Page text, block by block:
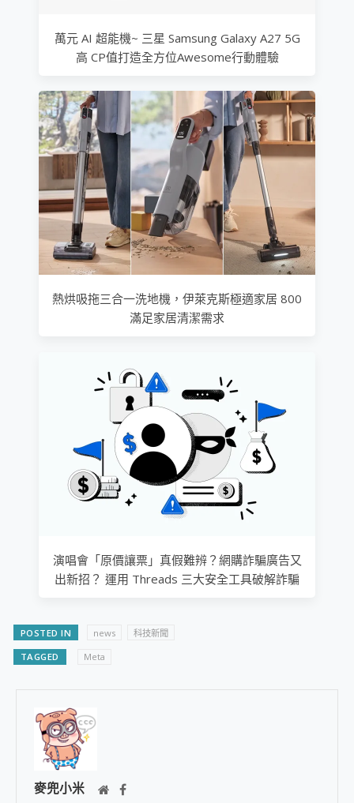
萬元 AI 超能機~ 三星 Samsung Galaxy A27 5G
高 CP值打造全方位Awesome行動體驗
熱烘吸拖三合一洗地機，伊萊克斯極適家居 800
滿足家居清潔需求
演唱會「原價讓票」真假難辨？網購詐騙廣告又
出新招？ 運用 Threads 三大安全工具破解詐騙
POSTED IN news 科技新聞
TAGGED Meta
麥兜小米